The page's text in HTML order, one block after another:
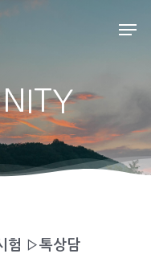
험 ▷톡상담